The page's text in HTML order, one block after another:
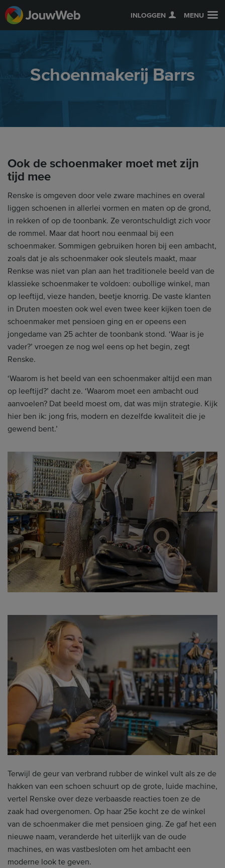
INLOGGEN MENU
Schoenmakerij Barrs
Ook de schoenmaker moet met zijn
tijd mee
Renske is omgeven door vele zware machines en overal
liggen schoenen in allerlei vormen en maten op de grond,
in rekken of op de toonbank. Ze verontschuldigt zich voor
de rommel. Maar dat hoort nou eenmaal bij een
schoenmaker. Sommigen gebruiken horen bij een ambacht,
zoals dat je als schoenmaker ook sleutels maakt, maar
Renkse was niet van plan aan het traditionele beeld van de
klassieke schoenmaker te voldoen: oubollige winkel, man
op leeftijd, vieze handen, beetje knorrig. De vaste klanten
in Druten moesten ook wel even twee keer kijken toen de
schoenmaker met pensioen ging en er opeens een
jongedame van 25 achter de toonbank stond. ‘Waar is je
vader?’ vroegen ze nog wel eens op het begin, zegt
Renske.
‘Waarom is het beeld van een schoenmaker altijd een man
op leeftijd?’ dacht ze. ‘Waarom moet een ambacht oud
aanvoelen? Dat beeld moest om, dat was mijn strategie. Kijk
hier ben ik: jong fris, modern en dezelfde kwaliteit die je
gewend bent.’
Terwijl de geur van verbrand rubber de winkel vult als ze de
hakken van een schoen schuurt op de grote, luide machine,
vertel Renske over deze verbaasde reacties toen ze de
zaak had overgenomen. Op haar 25e kocht ze de winkel
van de schoenmaker die met pensioen ging. Ze gaf het een
nieuwe naam, veranderde het uiterlijk van de oude
machines, en was vastbesloten om het ambacht een
moderne look te geven.